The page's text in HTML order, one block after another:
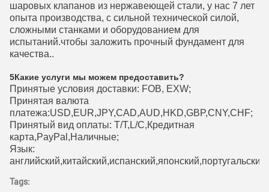
шаровых клапанов из нержавеющей стали, у нас 7 лет
опыта производства, с сильной технической силой,
сложными станками и оборудованием для
испытаний.чтобы заложить прочный фундамент для
качества..
5Какие услуги мы можем предоставить?
Принятые условия доставки: FOB, EXW;
Принятая валюта
платежа:USD,EUR,JPY,CAD,AUD,HKD,GBP,CNY,CHF;
Принятый вид оплаты: T/T,L/C,Кредитная
карта,PayPal,Наличные;
Язык:
Tags: